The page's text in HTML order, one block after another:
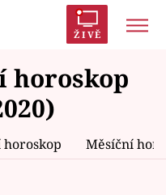
ŽIVĚ
Prostřeno!
AYTO?
horoskop
Měsíční